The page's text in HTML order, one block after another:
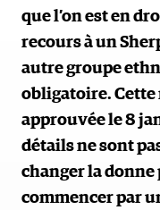
que l’on est en
recours à un
autre groupe
obligatoire.
approuvée le 8
détails ne sont
changer la donne
commencer par